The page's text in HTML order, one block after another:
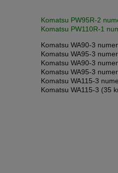
Komatsu PW95R-2
Komatsu PW110R-1
Komatsu WA90-3
Komatsu WA95-3
Komatsu WA90-3
Komatsu WA95-3
Komatsu WA115-3
Komatsu WA115-3 (35